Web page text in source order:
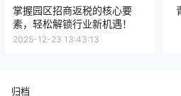
掌握园区招商返税的核心要
素，轻松解锁行业新机遇！
2025-12-23 13:43:13
归档